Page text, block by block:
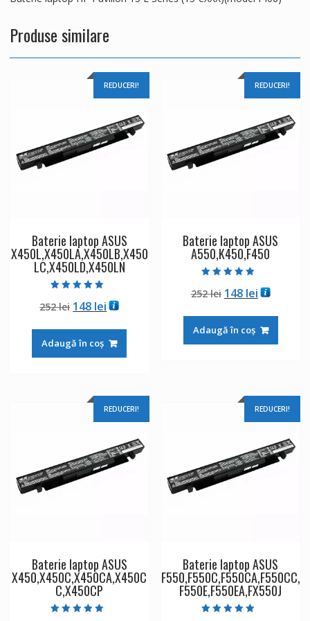
Produse similare
REDUCERI!
Baterie laptop ASUS
X450L,X450LA,X450LB,X450
LC,X450LD,X450LN
5.00
din 5
252lei Prețul
a
fost:
148 leiPrețul
este:
148 lei.
Adaugă în coș
REDUCERI!
Baterie laptop ASUS
A550,K450,F450
4.50
din 5
252lei Prețul
a
fost:
148 leiPrețul
este:
148 lei.
Adaugă în coș
REDUCERI!
Baterie laptop ASUS
X450,X450C,X450CA,X450C
C,X450CP
REDUCERI!
Baterie laptop ASUS
F550,F550C,F550CA,F550CC,
F550E,F550EA,FX550J